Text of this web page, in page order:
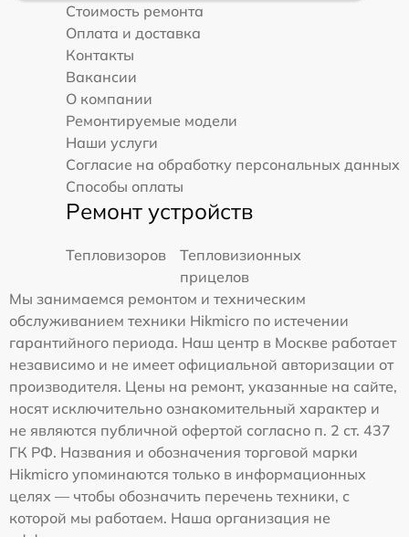
Стоимость ремонта
Оплата и доставка
Контакты
Вакансии
О компании
Ремонтируемые модели
Наши услуги
Согласие на обработку персональных данных
Способы оплаты
Ремонт устройств
Тепловизоров
Тепловизионных
прицелов
Мы занимаемся ремонтом и техническим
обслуживанием техники Hikmicro по истечении
гарантийного периода. Наш центр в Москве работает
независимо и не имеет официальной авторизации от
производителя. Цены на ремонт, указанные на сайте,
носят исключительно ознакомительный характер и
не являются публичной офертой согласно п. 2 ст. 437
ГК РФ. Названия и обозначения торговой марки
Hikmicro упоминаются только в информационных
целях — чтобы обозначить перечень техники, с
которой мы работаем. Наша организация не